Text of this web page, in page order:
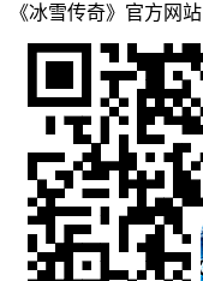
《冰雪传奇》官方网站